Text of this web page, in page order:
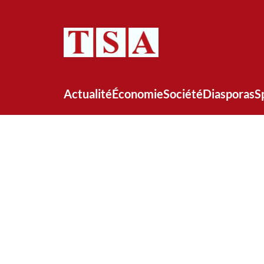
ActualitéÉconomieSociétéDiasporas